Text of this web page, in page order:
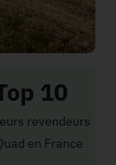
10
revendeurs
en France